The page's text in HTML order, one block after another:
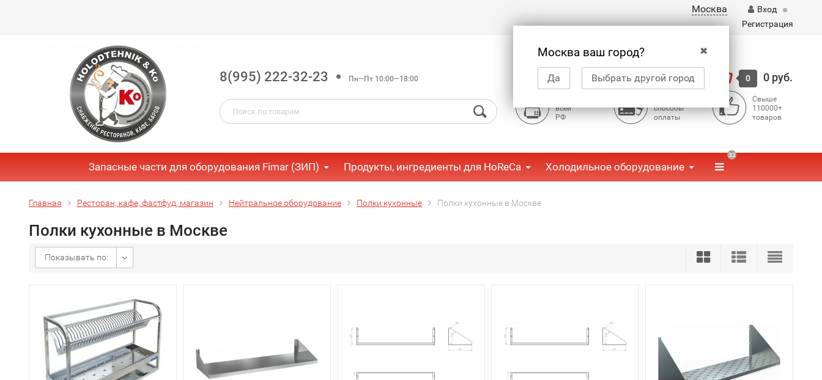
Москва
✖
Москва ваш город?
Да Выбрать другой город
Вход
Регистрация
8(995) 222-32-23 Пн—Пт 10:00—18:00 Корзина 0 0 руб.
всей
РФ
способы
оплаты
Свыше
110000+
товаров
Запасные части для оборудования Fimar (ЗИП) Продукты, ингредиенты для HoReCa Холодильное оборудование
32
Главная Ресторан, кафе, фастфуд, магазин Нейтральное оборудование Полки кухонные Полки кухонные в Москве
Полки кухонные в Москве
Показывать по: